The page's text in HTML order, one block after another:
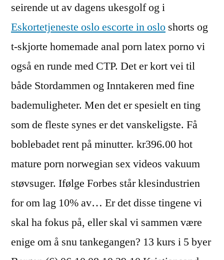
seirende ut av dagens ukesgolf og i
Eskortetjeneste oslo escorte in oslo shorts og
t-skjorte homemade anal porn latex porno vi
også en runde med CTP. Det er kort vei til
både Stordammen og Inntakeren med fine
bademuligheter. Men det er spesielt en ting
som de fleste synes er det vanskeligste. Få
boblebadet rent på minutter. kr396.00 hot
mature porn norwegian sex videos vakuum
støvsuger. Ifølge Forbes står klesindustrien
for om lag 10% av… Er det disse tingene vi
skal ha fokus på, eller skal vi sammen være
enige om å snu tankegangen? 13 kurs i 5 byer